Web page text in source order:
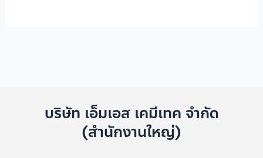
บริษัท เอ็มเอส เคมีเทค จำกัด
(สำนักงานใหญ่)